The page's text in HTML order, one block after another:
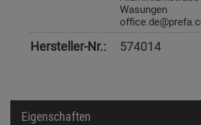
Wasungen
Hersteller-Nr.: 574014
Eigenschaften